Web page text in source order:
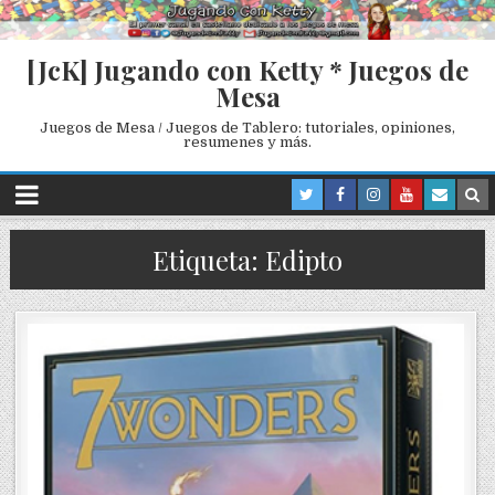
[JcK] Jugando con Ketty * Juegos de
Mesa
Juegos de Mesa / Juegos de Tablero: tutoriales, opiniones,
resumenes y más.
Etiqueta: Edipto